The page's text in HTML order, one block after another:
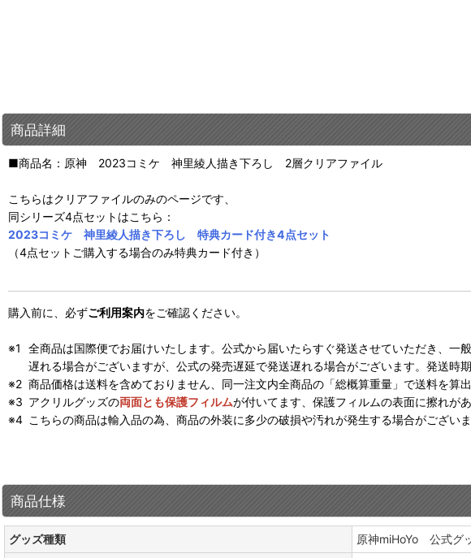
商品詳細
■商品名：原神 2023コミケ 神里綾人描き下ろし 2層クリアファイル
こちらはクリアファイルのみのページです、
同シリーズ4点セットはこちら：
2023コミケ 神里綾人描き下ろし 特典カード付き4点セット
（4点セットご購入する場合のみ特典カード付き）
購入前に、必ずご利用案内をご確認ください。
全商品は国際便でお届けいたします。公式から届いたらすぐ発送させていただき、
遅れる場合がございますが、公式の発売遅延で発送遅れる場合がございます。発送時
商品価格は送料を含めておりません、同一注文内全商品の「総概算重量」で送料を算
アクリルグッズの両面とも保護フィルムが付いてます、保護フィルムの表面に擦れが
こちらの商品は輸入品の為、商品の外装に多少の破損や汚れが発生する場合がござい
商品仕様
グッズ種類
原神miHoYo 公式グ